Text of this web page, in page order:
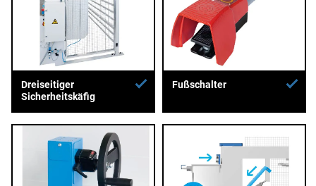
Dreiseitiger
Sicherheitskäfig
Fußschalter